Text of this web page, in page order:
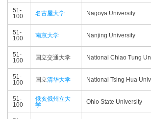
51-
100
名古屋大学 Nagoya University
51-
100
南京大学 Nanjing University
51-
100
国立交通大学 National Chiao Tung
51-
100
国立清华大学 National Tsing Hua
51-
100
俄亥俄州立大
学
Ohio State University